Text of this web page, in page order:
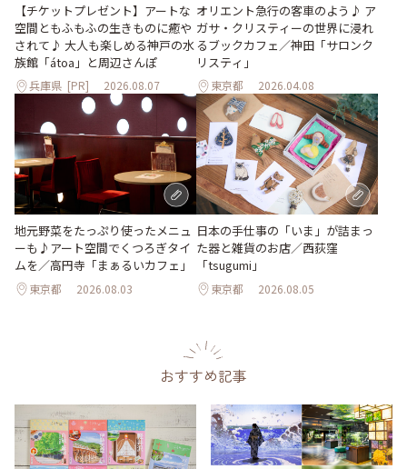
【チケットプレゼント】アートな
空間ともふもふの生きものに癒や
されて♪ 大人も楽しめる神戸の水
族館「átoa」と周辺さんぽ
兵庫県 [PR] 2026.08.07
オリエント急行の客車のよう♪ ア
ガサ・クリスティーの世界に浸れ
るブックカフェ／神田「サロンク
リスティ」
東京都 2026.04.08
地元野菜をたっぷり使ったメニュ
ーも♪アート空間でくつろぎタイ
ムを／高円寺「まぁるいカフェ」
東京都 2026.08.03
日本の手仕事の「いま」が詰まっ
た器と雑貨のお店／西荻窪
「tsugumi」
東京都 2026.08.05
おすすめ記事